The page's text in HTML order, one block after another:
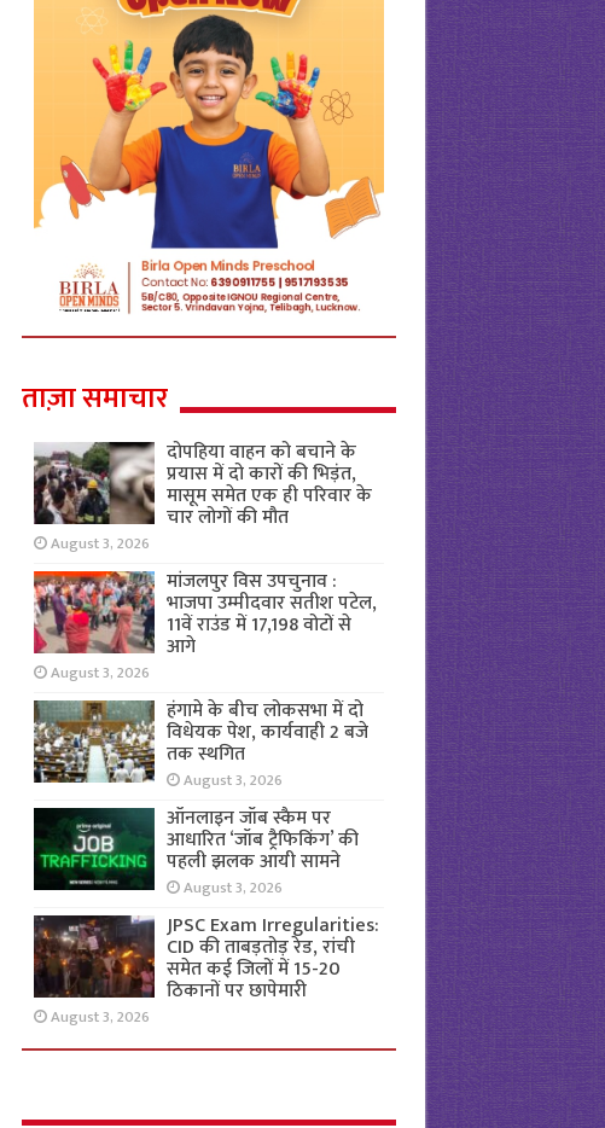
ताज़ा समाचार
दोपहिया वाहन को बचाने के
प्रयास में दो कारों की भिड़ंत,
मासूम समेत एक ही परिवार के
चार लोगों की मौत
August 3, 2026
मांजलपुर विस उपचुनाव :
भाजपा उम्मीदवार सतीश पटेल,
11वें राउंड में 17,198 वोटों से
आगे
August 3, 2026
हंगामे के बीच लोकसभा में दो
विधेयक पेश, कार्यवाही 2 बजे
तक स्थगित
August 3, 2026
ऑनलाइन जॉब स्कैम पर
आधारित ‘जॉब ट्रैफिकिंग’ की
पहली झलक आयी सामने
August 3, 2026
JPSC Exam Irregularities:
CID की ताबड़तोड़ रेड, रांची
समेत कई जिलों में 15-20
ठिकानों पर छापेमारी
August 3, 2026